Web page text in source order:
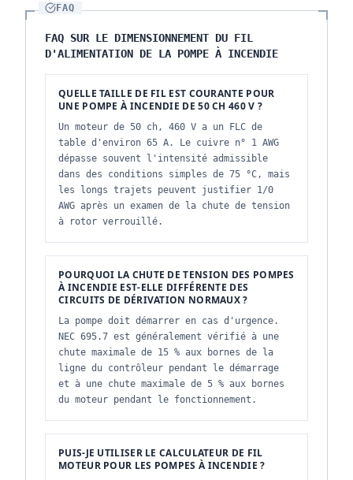
FAQ
FAQ SUR LE DIMENSIONNEMENT DU FIL
D'ALIMENTATION DE LA POMPE À INCENDIE
QUELLE TAILLE DE FIL EST COURANTE POUR
UNE POMPE À INCENDIE DE 50 CH 460 V ?
Un moteur de 50 ch, 460 V a un FLC de
table d'environ 65 A. Le cuivre n° 1 AWG
dépasse souvent l'intensité admissible
dans des conditions simples de 75 °C, mais
les longs trajets peuvent justifier 1/0
AWG après un examen de la chute de tension
à rotor verrouillé.
POURQUOI LA CHUTE DE TENSION DES POMPES
À INCENDIE EST-ELLE DIFFÉRENTE DES
CIRCUITS DE DÉRIVATION NORMAUX ?
La pompe doit démarrer en cas d'urgence.
NEC 695.7 est généralement vérifié à une
chute maximale de 15 % aux bornes de la
ligne du contrôleur pendant le démarrage
et à une chute maximale de 5 % aux bornes
du moteur pendant le fonctionnement.
PUIS-JE UTILISER LE CALCULATEUR DE FIL
MOTEUR POUR LES POMPES À INCENDIE ?